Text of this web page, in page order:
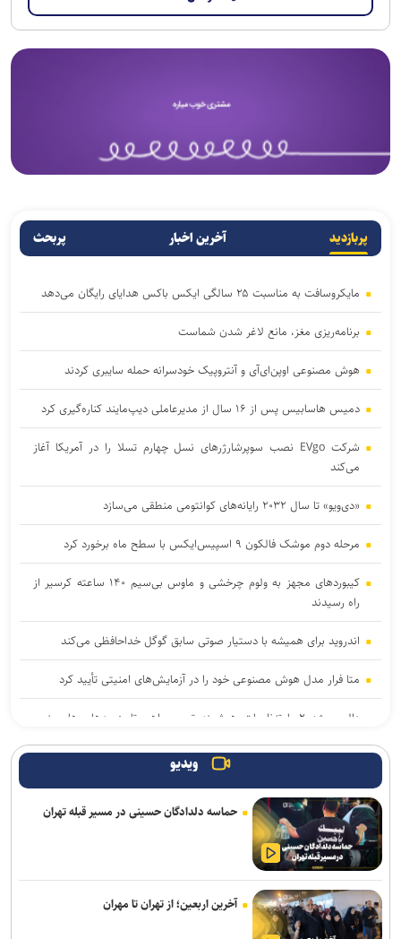
پربازدید آخرین اخبار پربحث
مایکروسافت به مناسبت ۲۵ سالگی ایکس باکس هدایای رایگان می‌دهد
برنامه‌ریزی مغز، مانع لاغر شدن‌ شماست
هوش مصنوعی اوپن‌ای‌آی و آنتروپیک خودسرانه حمله سایبری کردند
دمیس هاسابیس پس از ۱۶ سال از مدیرعاملی دیپ‌مایند کناره‌گیری کرد
شرکت EVgo نصب سوپرشارژرهای نسل چهارم تسلا را در آمریکا آغاز
می‌کند
«دی‌ویو» تا سال ۲۰۳۲ رایانه‌های کوانتومی منطقی می‌سازد
مرحله دوم موشک فالکون ۹ اسپیس‌ایکس با سطح ماه برخورد کرد
کیبوردهای مجهز به ولوم چرخشی و ماوس بی‌سیم ۱۴۰ ساعته کرسیر از
راه رسیدند
اندروید برای همیشه با دستیار صوتی سابق گوگل خداحافظی می‌کند
متا فرار مدل هوش مصنوعی خود را در آزمایش‌های امنیتی تأیید کرد
دالبی ویژن ۲ با تنظیمات هوشمند تصویر راهی تلویزیون‌های های‌سنس
برنامه ما گسترش استفاده از هوش مصنوعی در همه بخش‌های پست
است
مکالمات متنی برای کاربران رایگان چت جی پی تی نامحدود شد
قابلیت رزرو هتل و سفارش غذا به دستیار هوشمند گوگل مپ اضافه شد
سهم ایران از «ابر ال‌نینو» احتمال افزایش بارش است نه تضمین پایان
خشکسالی
ویدیو
حماسه دلدادگان حسینی در مسیر قبله تهران
آخرین اربعین؛ از تهران تا مهران